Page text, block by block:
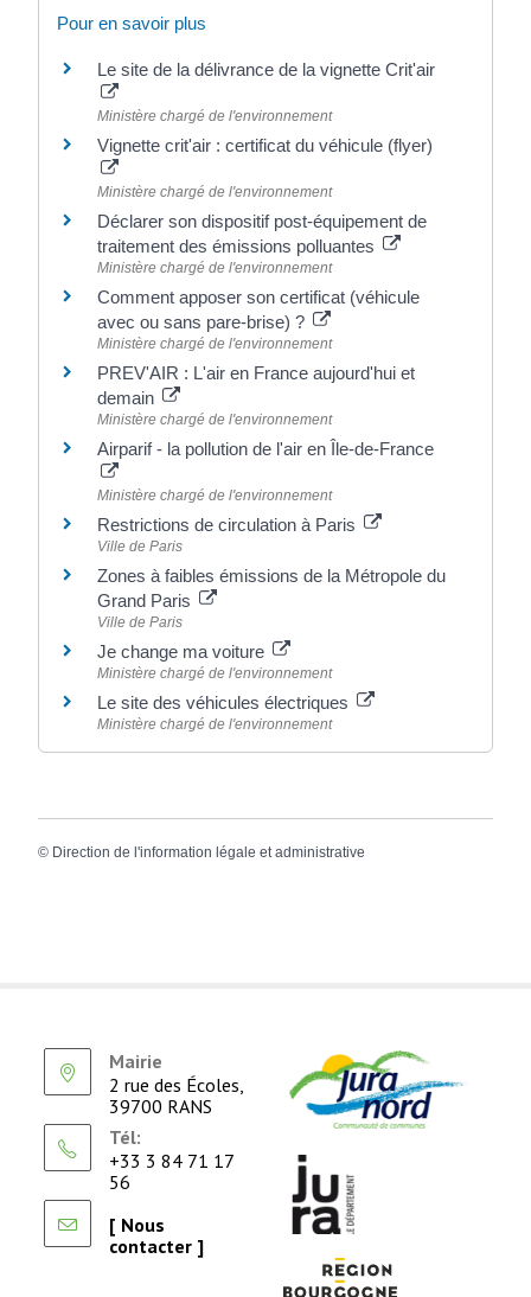
Pour en savoir plus
Le site de la délivrance de la vignette Crit'air
Ministère chargé de l'environnement
Vignette crit'air : certificat du véhicule (flyer)
Ministère chargé de l'environnement
Déclarer son dispositif post-équipement de
traitement des émissions polluantes
Ministère chargé de l'environnement
Comment apposer son certificat (véhicule
avec ou sans pare-brise) ?
Ministère chargé de l'environnement
PREV'AIR : L'air en France aujourd'hui et
demain
Ministère chargé de l'environnement
Airparif - la pollution de l'air en Île-de-France
Ministère chargé de l'environnement
Restrictions de circulation à Paris
Ville de Paris
Zones à faibles émissions de la Métropole du
Grand Paris
Ville de Paris
Je change ma voiture
Ministère chargé de l'environnement
Le site des véhicules électriques
Ministère chargé de l'environnement
© Direction de l'information légale et administrative
Mairie
2 rue des Écoles,
39700 RANS
Tél:
+33 3 84 71 17
56
[ Nous
contacter ]